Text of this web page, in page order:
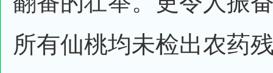
所有仙桃均未检出农药